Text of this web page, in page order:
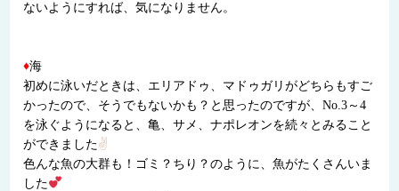
ないようにすれば、気になりません。
♦海
初めに泳いだときは、エリアドゥ、マドゥガリがどちらもすご
かったので、そうでもないかも？と思ったのですが、No.3～4
を泳ぐようになると、亀、サメ、ナポレオンを続々とみること
ができました✌
色んな魚の大群も！ゴミ？ちり？のように、魚がたくさんいま
した